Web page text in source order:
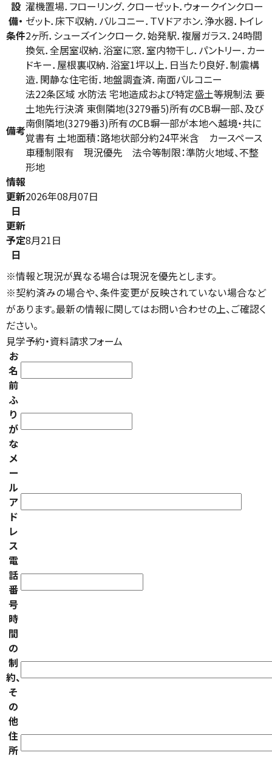
設
備・
条件
濯機置場．フローリング．クローゼット．ウォークインクロー
ゼット．床下収納．バルコニー．ＴＶドアホン．浄水器．トイレ
2ヶ所．シューズインクローク．始発駅．複層ガラス．24時間
換気．全居室収納．浴室に窓．室内物干し．パントリー．カー
ドキー．屋根裏収納．浴室1坪以上．日当たり良好．制震構
造．閑静な住宅街．地盤調査済．南面バルコニー
備考
法22条区域 水防法 宅地造成および特定盛土等規制法 要
土地先行決済 東側隣地(3279番5)所有のCB塀一部、及び
南側隣地(3279番3)所有のCB塀一部が本地へ越境・共に
覚書有 土地面積：路地状部分約24平米含 カースペース
車種制限有 現況優先 法令等制限：準防火地域、不整
形地
情報
更新
日
2026年08月07日
更新
予定
日
8月21日
※情報と現況が異なる場合は現況を優先とします。
※契約済みの場合や、条件変更が反映されていない場合など
があります。最新の情報に関してはお問い合わせの上、ご確認く
ださい。
見学予約・資料請求フォーム
お
名
前
ふ
り
が
な
メ
ー
ル
ア
ド
レ
ス
電
話
番
号
時
間
の
制
約、
そ
の
他
住
所